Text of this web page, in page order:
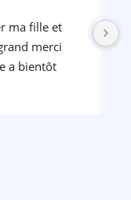
ma fille et
merci
a bientôt